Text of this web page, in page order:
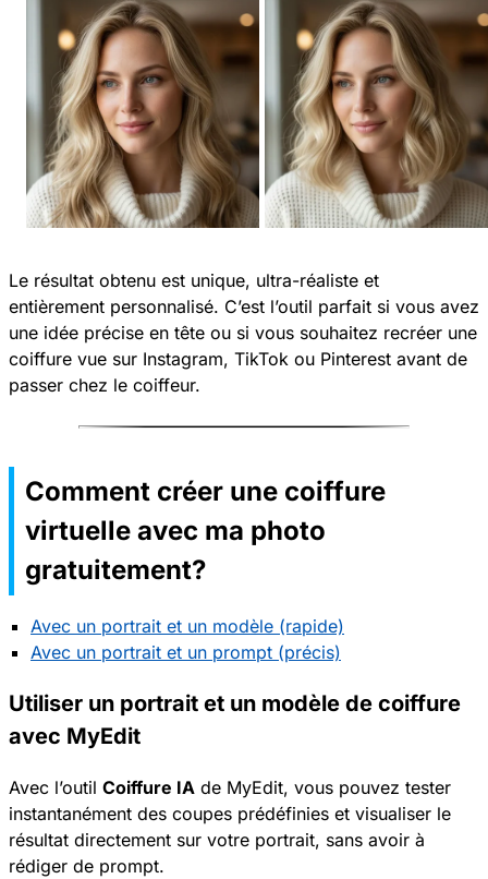
Le résultat obtenu est unique, ultra-réaliste et
entièrement personnalisé. C’est l’outil parfait si vous avez
une idée précise en tête ou si vous souhaitez recréer une
coiffure vue sur Instagram, TikTok ou Pinterest avant de
passer chez le coiffeur.
Comment créer une coiffure
virtuelle avec ma photo
gratuitement?
Avec un portrait et un modèle (rapide)
Avec un portrait et un prompt (précis)
Utiliser un portrait et un modèle de coiffure
avec MyEdit
Avec l’outil Coiffure IA de MyEdit, vous pouvez tester
instantanément des coupes prédéfinies et visualiser le
résultat directement sur votre portrait, sans avoir à
rédiger de prompt.